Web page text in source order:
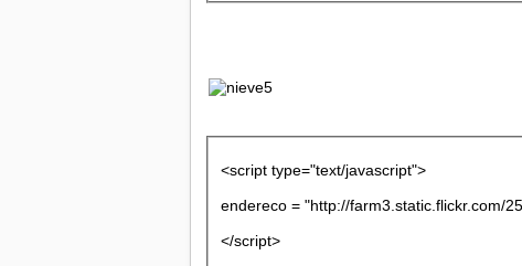
<script type="text/javascript">
endereco = "http://farm3.static.flickr.com/
</script>